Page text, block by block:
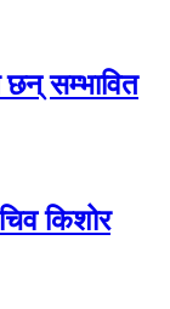
सम्भावित
किशोर